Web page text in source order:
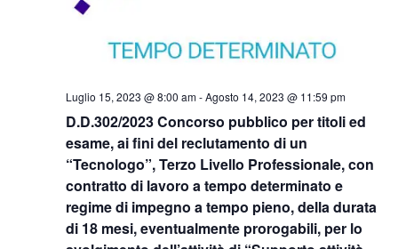
D.D.302/2023 Concorso pubblico per titoli ed
esame, ai fini del reclutamento di un
“Tecnologo”, Terzo Livello Professionale, con
contratto di lavoro a tempo determinato e
regime di impegno a tempo pieno, della durata
di 18 mesi, eventualmente prorogabili, per lo
Luglio 15, 2023 @ 8:00 am-Agosto 14, 2023 @ 11:59 pm